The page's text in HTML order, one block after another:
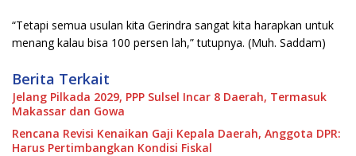
“Tetapi semua usulan kita Gerindra sangat kita harapkan untuk
menang kalau bisa 100 persen lah,” tutupnya. (Muh. Saddam)
Berita Terkait
Jelang Pilkada 2029, PPP Sulsel Incar 8 Daerah, Termasuk
Makassar dan Gowa
Rencana Revisi Kenaikan Gaji Kepala Daerah, Anggota DPR:
Harus Pertimbangkan Kondisi Fiskal